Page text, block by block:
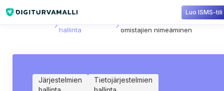
Luo ISMS-tili
hallinta
Tietojärjestelmien listaus ja
omistajien nimeäminen
Järjestelmien
Tietojärjestelmien